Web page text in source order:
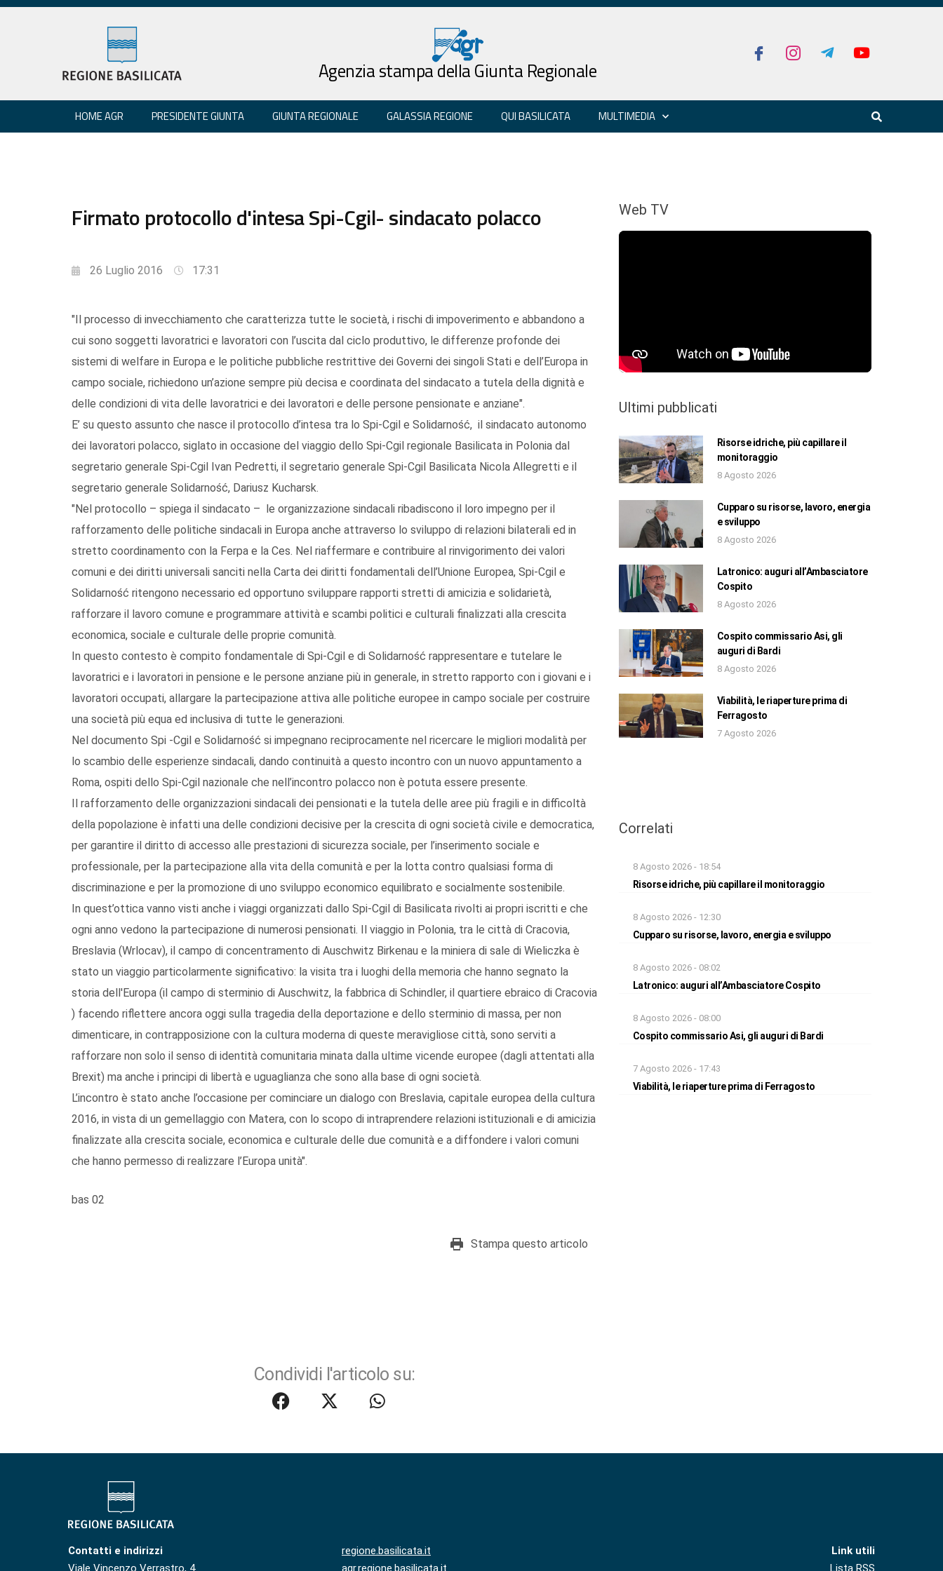
Agenzia stampa della Giunta Regionale
HOME AGR PRESIDENTE GIUNTA GIUNTA REGIONALE GALASSIA REGIONE QUI BASILICATA MULTIMEDIA
Firmato protocollo d'intesa Spi-Cgil- sindacato polacco
26 Luglio 2016 17:31
"Il processo di invecchiamento che caratterizza tutte le società, i rischi di impoverimento e abbandono a
cui sono soggetti lavoratrici e lavoratori con l’uscita dal ciclo produttivo, le differenze profonde dei
sistemi di welfare in Europa e le politiche pubbliche restrittive dei Governi dei singoli Stati e dell’Europa in
campo sociale, richiedono un’azione sempre più decisa e coordinata del sindacato a tutela della dignità e
delle condizioni di vita delle lavoratrici e dei lavoratori e delle persone pensionate e anziane".
E’ su questo assunto che nasce il protocollo d’intesa tra lo Spi-Cgil e Solidarność, il sindacato autonomo
dei lavoratori polacco, siglato in occasione del viaggio dello Spi-Cgil regionale Basilicata in Polonia dal
segretario generale Spi-Cgil Ivan Pedretti, il segretario generale Spi-Cgil Basilicata Nicola Allegretti e il
segretario generale Solidarność, Dariusz Kucharsk.
"Nel protocollo – spiega il sindacato – le organizzazione sindacali ribadiscono il loro impegno per il
rafforzamento delle politiche sindacali in Europa anche attraverso lo sviluppo di relazioni bilaterali ed in
stretto coordinamento con la Ferpa e la Ces. Nel riaffermare e contribuire al rinvigorimento dei valori
comuni e dei diritti universali sanciti nella Carta dei diritti fondamentali dell’Unione Europea, Spi-Cgil e
Solidarność ritengono necessario ed opportuno sviluppare rapporti stretti di amicizia e solidarietà,
rafforzare il lavoro comune e programmare attività e scambi politici e culturali finalizzati alla crescita
economica, sociale e culturale delle proprie comunità.
In questo contesto è compito fondamentale di Spi-Cgil e di Solidarność rappresentare e tutelare le
lavoratrici e i lavoratori in pensione e le persone anziane più in generale, in stretto rapporto con i giovani e i
lavoratori occupati, allargare la partecipazione attiva alle politiche europee in campo sociale per costruire
una società più equa ed inclusiva di tutte le generazioni.
Nel documento Spi -Cgil e Solidarność si impegnano reciprocamente nel ricercare le migliori modalità per
lo scambio delle esperienze sindacali, dando continuità a questo incontro con un nuovo appuntamento a
Roma, ospiti dello Spi-Cgil nazionale che nell’incontro polacco non è potuta essere presente.
Il rafforzamento delle organizzazioni sindacali dei pensionati e la tutela delle aree più fragili e in difficoltà
della popolazione è infatti una delle condizioni decisive per la crescita di ogni società civile e democratica,
per garantire il diritto di accesso alle prestazioni di sicurezza sociale, per l’inserimento sociale e
professionale, per la partecipazione alla vita della comunità e per la lotta contro qualsiasi forma di
discriminazione e per la promozione di uno sviluppo economico equilibrato e socialmente sostenibile.
In quest’ottica vanno visti anche i viaggi organizzati dallo Spi-Cgil di Basilicata rivolti ai propri iscritti e che
ogni anno vedono la partecipazione di numerosi pensionati. Il viaggio in Polonia, tra le città di Cracovia,
Breslavia (Wrlocav), il campo di concentramento di Auschwitz Birkenau e la miniera di sale di Wieliczka è
stato un viaggio particolarmente significativo: la visita tra i luoghi della memoria che hanno segnato la
storia dell'Europa (il campo di sterminio di Auschwitz, la fabbrica di Schindler, il quartiere ebraico di Cracovia
) facendo riflettere ancora oggi sulla tragedia della deportazione e dello sterminio di massa, per non
dimenticare, in contrapposizione con la cultura moderna di queste meravigliose città, sono serviti a
rafforzare non solo il senso di identità comunitaria minata dalla ultime vicende europee (dagli attentati alla
Brexit) ma anche i principi di libertà e uguaglianza che sono alla base di ogni società.
L’incontro è stato anche l’occasione per cominciare un dialogo con Breslavia, capitale europea della cultura
2016, in vista di un gemellaggio con Matera, con lo scopo di intraprendere relazioni istituzionali e di amicizia
finalizzate alla crescita sociale, economica e culturale delle due comunità e a diffondere i valori comuni
che hanno permesso di realizzare l’Europa unità".
bas 02
Stampa questo articolo
Condividi l'articolo su:
Web TV
Ultimi pubblicati
Risorse idriche, più capillare il
monitoraggio
8 Agosto 2026
Cupparo su risorse, lavoro, energia
e sviluppo
8 Agosto 2026
Latronico: auguri all’Ambasciatore
Cospito
8 Agosto 2026
Cospito commissario Asi, gli
auguri di Bardi
8 Agosto 2026
Viabilità, le riaperture prima di
Ferragosto
7 Agosto 2026
Correlati
8 Agosto 2026 - 18:54
Risorse idriche, più capillare il monitoraggio
8 Agosto 2026 - 12:30
Cupparo su risorse, lavoro, energia e sviluppo
8 Agosto 2026 - 08:02
Latronico: auguri all’Ambasciatore Cospito
8 Agosto 2026 - 08:00
Cospito commissario Asi, gli auguri di Bardi
7 Agosto 2026 - 17:43
Viabilità, le riaperture prima di Ferragosto
Contatti e indirizzi
Viale Vincenzo Verrastro, 4
regione.basilicata.it
agr.regione.basilicata.it
Link utili
Lista RSS